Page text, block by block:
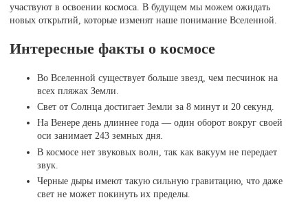
участвуют в освоении космоса. В будущем мы можем ожидать
новых открытий, которые изменят наше понимание Вселенной.
Интересные факты о космосе
Во Вселенной существует больше звезд, чем песчинок на
всех пляжах Земли.
Свет от Солнца достигает Земли за 8 минут и 20 секунд.
На Венере день длиннее года — один оборот вокруг своей
оси занимает 243 земных дня.
В космосе нет звуковых волн, так как вакуум не передает
звук.
Черные дыры имеют такую сильную гравитацию, что даже
свет не может покинуть их пределы.